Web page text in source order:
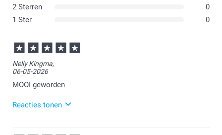
2 Sterren
0
1 Ster
0
Nelly Kingma,
06-05-2026
MOOI geworden
Reacties tonen
07-05-2026